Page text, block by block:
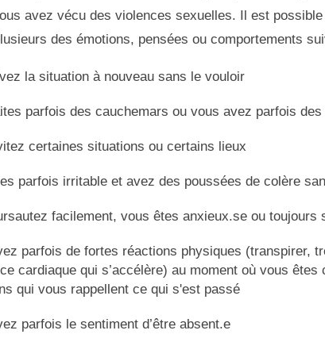
avez vécu des violences sexuelles. Il est
des émotions, pensées ou comportements
la situation à nouveau sans le vouloir
parfois des cauchemars ou vous avez parfois
certaines situations ou certains lieux
parfois irritable et avez des poussées de colère
facilement, vous êtes anxieux.se ou toujours
parfois de fortes réactions physiques (transpirer,
cardiaque qui s’accélère) au moment où vous êtes
qui vous rappellent ce qui s'est passé
parfois le sentiment d’être absent.e